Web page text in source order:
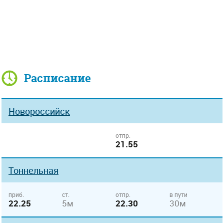
Расписание
Новороссийск
отпр.
21.55
Тоннельная
приб.
22.25
ст.
5м
отпр.
22.30
в пути
30м